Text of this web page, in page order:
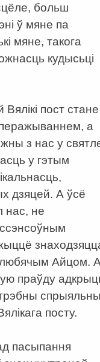
больш
ў мяне па
мяне, такога
кудысьці
пост стане
а
з нас у
у гэтым
дзяцей. А ўсё
нас, не
любячым Айцом.
праўду
посту.
пасыпання